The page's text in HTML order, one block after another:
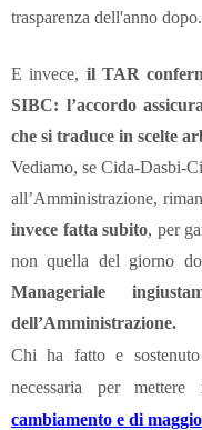
trasparenza dell'anno dopo.
E invece, il TAR
SIBC: l’accordo
che si traduce in scelte
Vediamo, se Cida-Dasbi-
all’Amministrazione,
invece fatta subito, per
non quella del giorno
Manageriale
dell’Amministrazione.
Chi ha fatto e
necessaria per
cambiamento e di